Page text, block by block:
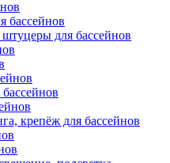
бассейнов
для бассейнов
крепёж для бассейнов